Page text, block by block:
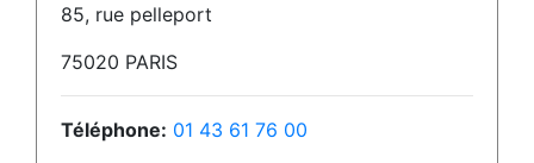
85, rue pelleport
75020 PARIS
Téléphone: 01 43 61 76 00